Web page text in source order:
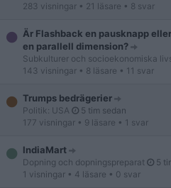
283 visningar • 21 läsare • 8 svar
Är Flashback en pausknapp
en parallell dimension?
Subkulturer och socioekonomiska
143 visningar • 8 läsare • 11 svar
Trumps bedrägerier
Politik: USA
5 tim sedan
177 visningar • 9 läsare • 1 svar
IndiaMart
Dopning och dopningspreparat
5
1 visningar • 4 läsare • 0 svar